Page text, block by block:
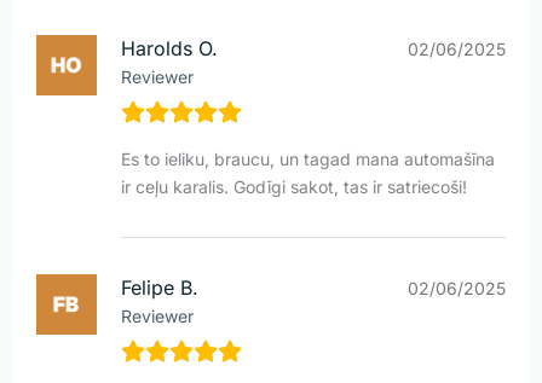
Harolds O.
Reviewer
02/06/2025
Es to ieliku, braucu, un tagad mana automašīna
ir ceļu karalis. Godīgi sakot, tas ir satriecoši!
Felipe B.
Reviewer
02/06/2025